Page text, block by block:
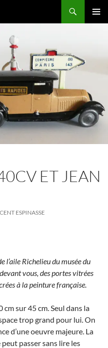
ET JEAN
ESPINASSE
l’aile Richelieu du musée du
vous, des portes vitrées
à la peinture française.
sur 45 cm. Seul dans la
trop grand pour lui. On
d’une oeuvre majeure. La
peut passer sans lire les